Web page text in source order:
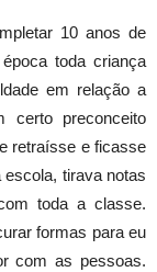
10 anos de
toda criança
em relação a
certo preconceito
retraísse e ficasse
tirava notas
toda a classe.
formas para eu
com as pessoas.